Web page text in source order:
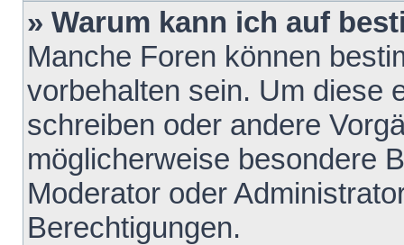
» Warum kann ich auf
Manche Foren können
vorbehalten sein. Um diese
schreiben oder andere
möglicherweise besondere
Moderator oder
Berechtigungen.